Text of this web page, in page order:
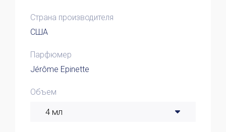
Страна производителя
США
Парфюмер
Jérôme Epinette
Объем